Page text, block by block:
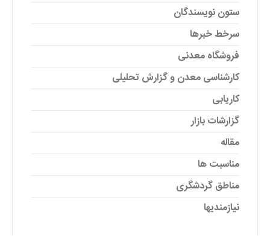
ستون نویسندگان
سرخط خبرها
فروشگاه معدنی
کارشناسی معدن و گزارش تحلیلی
کاریابی
گزارشات بازار
مقاله
مناسبت ها
مناطق گردشگری
نیازمندیها